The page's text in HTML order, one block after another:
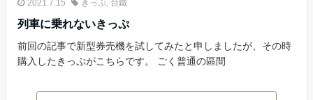
2021.7.15 きっぷ 台鐵
列車に乗れないきっぷ
前回の記事で新型券売機を試してみたと申しましたが、その時
購入したきっぷがこちらです。 ごく普通の區間